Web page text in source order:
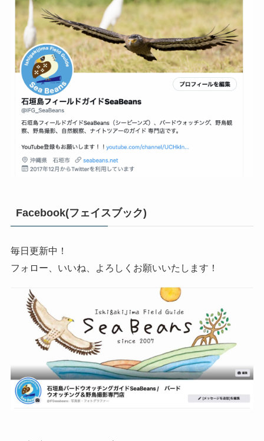
Facebook(フェイスブック)
毎日更新中！
フォロー、いいね、よろしくお願いいたします！